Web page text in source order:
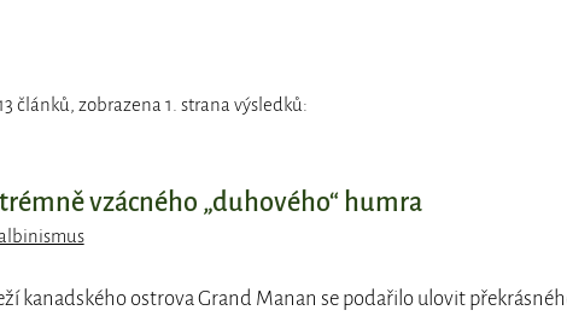
článků, zobrazena 1. strana výsledků:
vzácného „duhového“ humra
albinismus
kanadského ostrova Grand Manan se podařilo ulovit